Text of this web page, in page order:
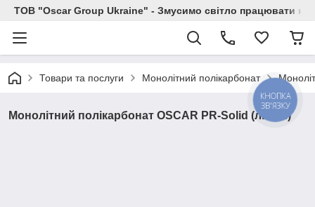
ТОВ "Oscar Group Ukraine" - Змусимо світло працювати на
Товари та послуги Монолітний полікарбонат
Монолітний полікарбонат OSCAR PR-Solid (листи)
КНОПКА
ЗВ'ЯЗКУ